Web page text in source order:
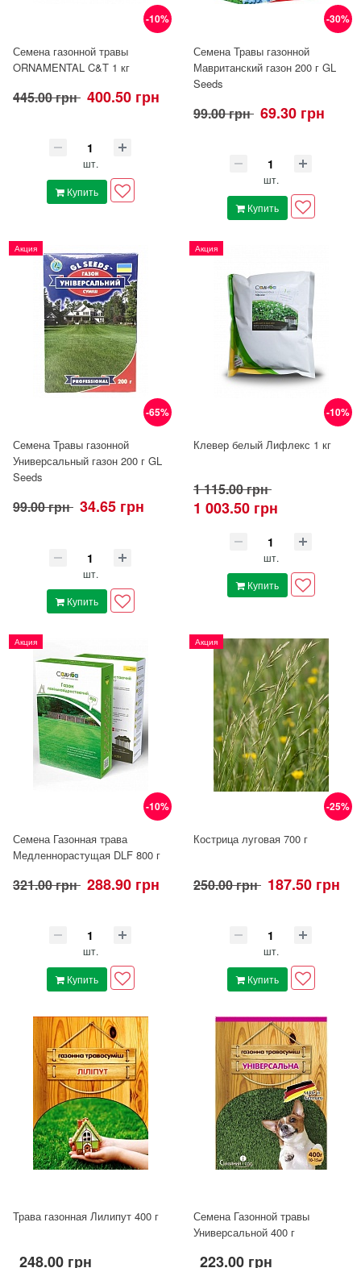
-10%
Семена газонной травы
ORNAMENTAL C&T 1 кг
445.00 грн 400.50 грн
шт.
Купить
-30%
Семена Травы газонной
Мавританский газон 200 г GL
Seeds
99.00 грн 69.30 грн
шт.
Купить
-65%
Акция
Семена Травы газонной
Универсальный газон 200 г GL
Seeds
99.00 грн 34.65 грн
шт.
Купить
-10%
Акция
Клевер белый Лифлекс 1 кг
1 115.00 грн
1 003.50 грн
шт.
Купить
-10%
Акция
Семена Газонная трава
Медленнорастущая DLF 800 г
321.00 грн 288.90 грн
шт.
Купить
-25%
Акция
Кострица луговая 700 г
250.00 грн 187.50 грн
шт.
Купить
Трава газонная Лилипут 400 г
248.00 грн
Семена Газонной травы
Универсальной 400 г
223.00 грн